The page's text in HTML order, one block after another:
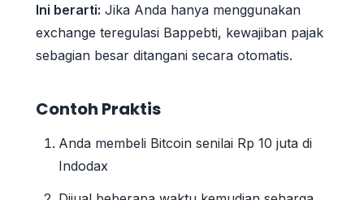
Ini berarti: Jika Anda hanya menggunakan
exchange teregulasi Bappebti, kewajiban pajak
sebagian besar ditangani secara otomatis.
Contoh Praktis
Anda membeli Bitcoin senilai Rp 10 juta di
Indodax